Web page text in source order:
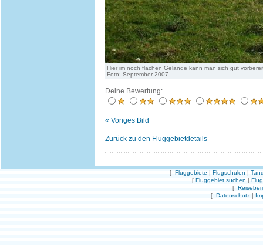
Hier im noch flachen Gelände kann man sich gut
Foto: September 2007
Deine Bewertung:
« Voriges Bild
Zurück zu den Fluggebietdetails
[ Fluggebiete | Flugschulen |
[ Fluggebiet suchen |
[
[ Datenschutz |